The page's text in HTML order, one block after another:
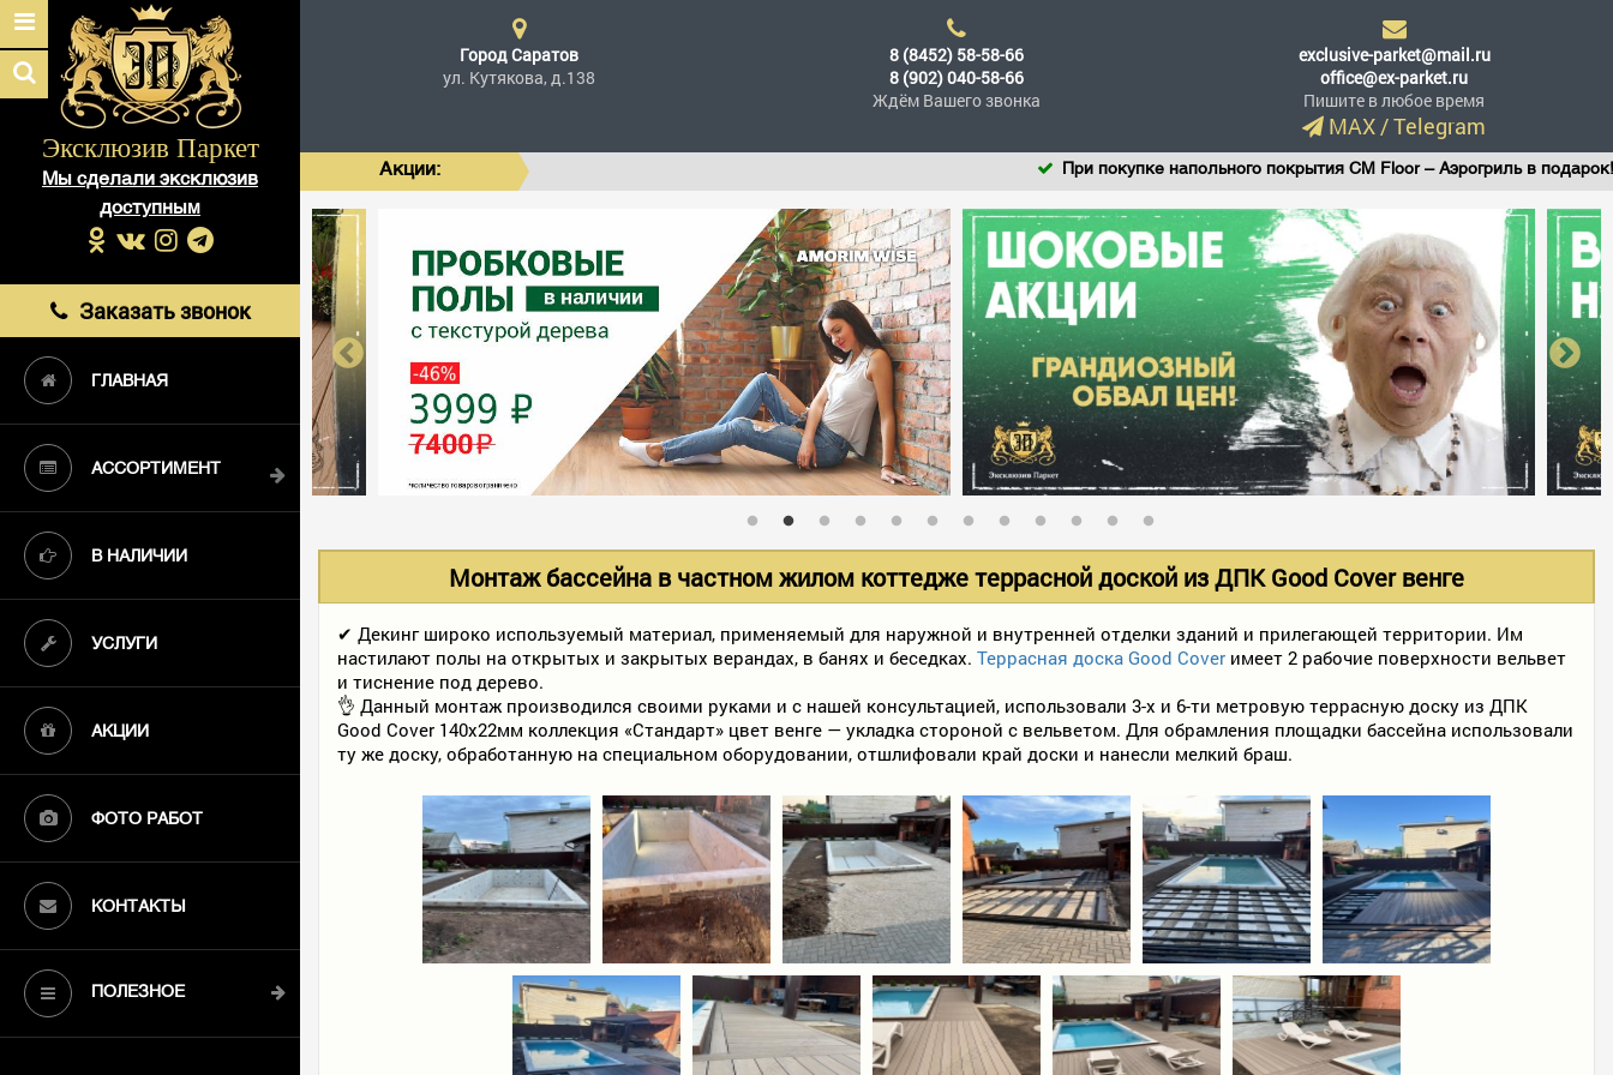
Эксклюзив Паркет
Мы сделали эксклюзив
доступным
Заказать звонок
ГЛАВНАЯ
АССОРТИМЕНТ
В НАЛИЧИИ
УСЛУГИ
АКЦИИ
ФОТО РАБОТ
КОНТАКТЫ
ПОЛЕЗНОЕ
ГородСаратов
ул. Кутякова, д.138
8 (8452) 58-58-66
8 (902) 040-58-66
Ждём Вашего звонка
exclusive-parket@mail.ru
office@ex-parket.ru
Пишите в любое время
MAX/Telegram
Акции: При покупке напольного покрытия CM Floor – Аэрогриль в подарок!
Монтаж бассейна в частном жилом коттедже террасной доской из ДПК Good Cover венге
✔ Декинг широко используемый материал, применяемый для наружной и внутренней отделки зданий и прилегающей территории. Им
настилают полы на открытых и закрытых верандах, в банях и беседках. Террасная доска Good Cover имеет 2 рабочие поверхности вельвет
и тиснение под дерево.
👌 Данный монтаж производился своими руками и с нашей консультацией, использовали 3-х и 6-ти метровую террасную доску из ДПК
Good Cover 140х22мм коллекция «Стандарт» цвет венге — укладка стороной с вельветом. Для обрамления площадки бассейна использовали
ту же доску, обработанную на специальном оборудовании, отшлифовали край доски и нанесли мелкий браш.